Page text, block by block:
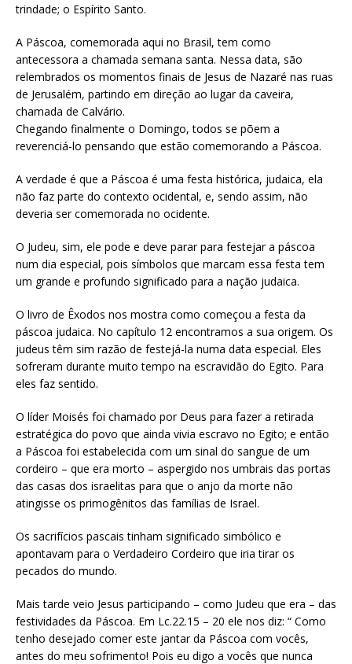
trindade; o Espírito Santo.
A Páscoa, comemorada aqui no Brasil, tem como
antecessora a chamada semana santa. Nessa data, são
relembrados os momentos finais de Jesus de Nazaré nas ruas
de Jerusalém, partindo em direção ao lugar da caveira,
chamada de Calvário.
Chegando finalmente o Domingo, todos se põem a
reverenciá-lo pensando que estão comemorando a Páscoa.
A verdade é que a Páscoa é uma festa histórica, judaica, ela
não faz parte do contexto ocidental, e, sendo assim, não
deveria ser comemorada no ocidente.
O Judeu, sim, ele pode e deve parar para festejar a páscoa
num dia especial, pois símbolos que marcam essa festa tem
um grande e profundo significado para a nação judaica.
O livro de Êxodos nos mostra como começou a festa da
páscoa judaica. No capítulo 12 encontramos a sua origem. Os
judeus têm sim razão de festejá-la numa data especial. Eles
sofreram durante muito tempo na escravidão do Egito. Para
eles faz sentido.
O líder Moisés foi chamado por Deus para fazer a retirada
estratégica do povo que ainda vivia escravo no Egito; e então
a Páscoa foi estabelecida com um sinal do sangue de um
cordeiro – que era morto – aspergido nos umbrais das portas
das casas dos israelitas para que o anjo da morte não
atingisse os primogênitos das famílias de Israel.
Os sacrifícios pascais tinham significado simbólico e
apontavam para o Verdadeiro Cordeiro que iria tirar os
pecados do mundo.
Mais tarde veio Jesus participando – como Judeu que era – das
festividades da Páscoa. Em Lc.22.15 – 20 ele nos diz: “ Como
tenho desejado comer este jantar da Páscoa com vocês,
antes do meu sofrimento! Pois eu digo a vocês que nunca